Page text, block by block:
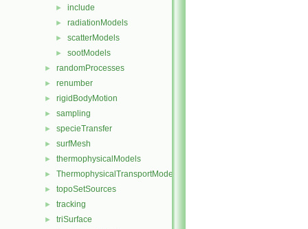
► include
► radiationModels
► scatterModels
► sootModels
► randomProcesses
► renumber
► rigidBodyMotion
► sampling
► specieTransfer
► surfMesh
► thermophysicalModels
► ThermophysicalTransportModels
► topoSetSources
► tracking
► triSurface